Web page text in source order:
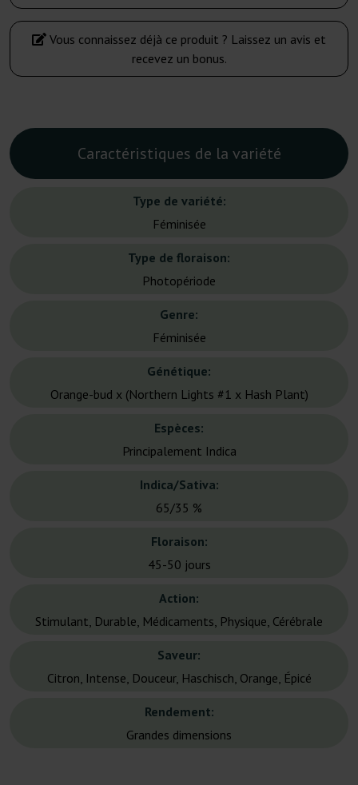
Vous connaissez déjà ce produit ? Laissez un avis et
recevez un bonus.
Caractéristiques de la variété
Type de variété:
Féminisée
Type de floraison:
Photopériode
Genre:
Féminisée
Génétique:
Orange-bud x (Northern Lights #1 x Hash Plant)
Espèces:
Principalement Indica
Indica/Sativa:
65/35 %
Floraison:
45-50 jours
Action:
Stimulant, Durable, Médicaments, Physique, Cérébrale
Saveur:
Citron, Intense, Douceur, Haschisch, Orange, Épicé
Rendement:
Grandes dimensions